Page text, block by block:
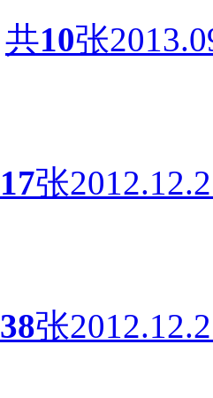
共10张
17张
38张